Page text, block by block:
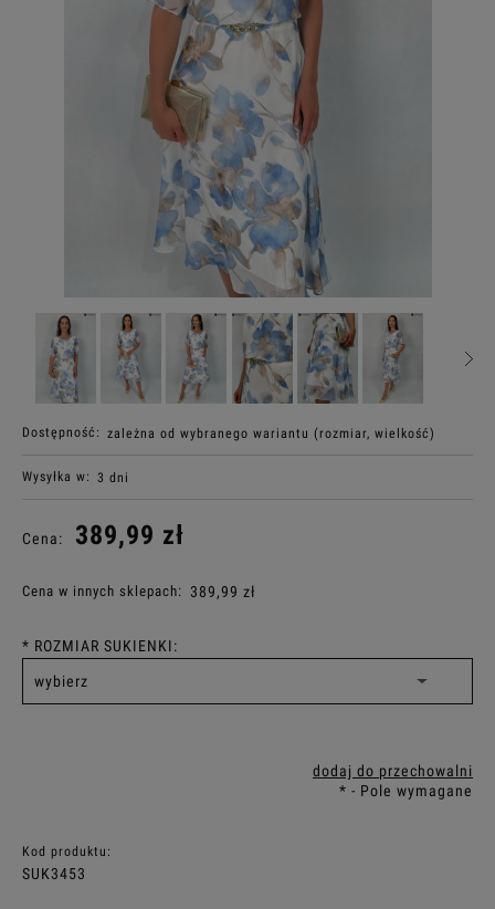
Dostępność: zależna od wybranego wariantu (rozmiar, wielkość)
Wysyłka w: 3 dni
Cena: 389,99 zł
Cena w innych sklepach: 389,99 zł
* ROZMIAR SUKIENKI:
dodaj do przechowalni
* - Pole wymagane
Kod produktu:
SUK3453